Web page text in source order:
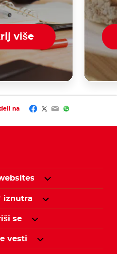
više
na Facebook
Twitter
EmailWhatsApp
iznutra
se
vesti